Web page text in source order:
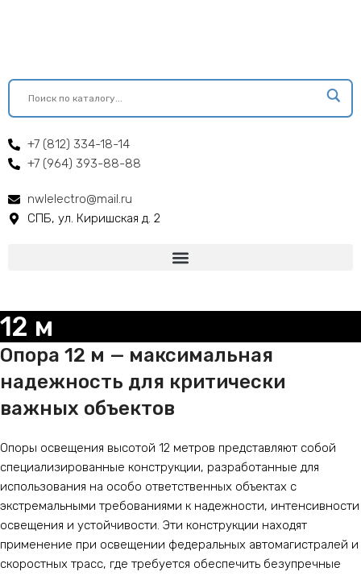
+7 (812) 334-18-14
+7 (964) 393-88-88
nwlelectro@mail.ru
СПБ, ул. Киришская д. 2
12 м
Опора 12 м — максимальная
надежность для критически
важных объектов
Опоры освещения высотой 12 метров представляют собой
специализированные конструкции, разработанные для
использования на особо ответственных объектах с
экстремальными требованиями к надежности, интенсивности
освещения и устойчивости. Эти конструкции находят
применение при освещении федеральных автомагистралей и
скоростных трасс, где требуется обеспечить безупречные